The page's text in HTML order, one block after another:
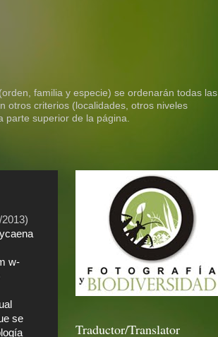
familia y especie) se ordenarán todas las
otros criterios (localidades, otros niveles
superior de la página.
w-
se
Traductor/Translator